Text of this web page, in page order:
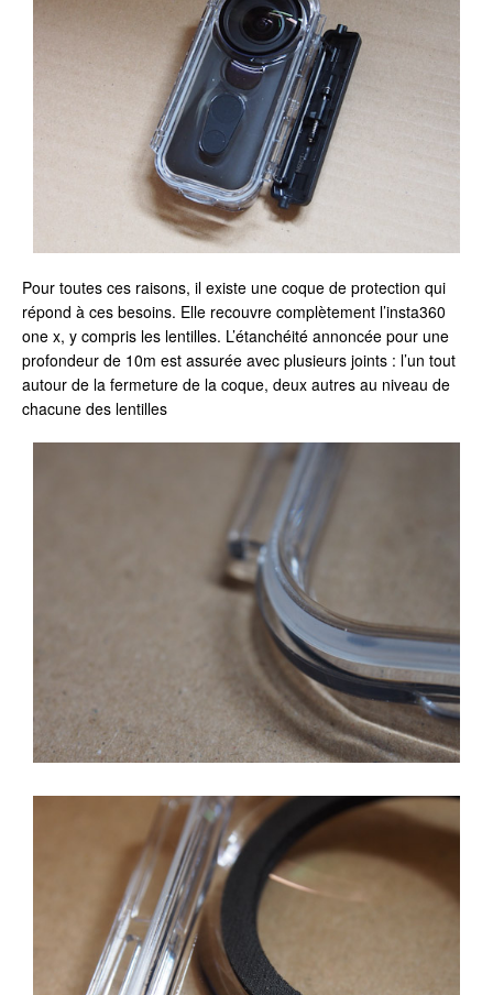
Pour toutes ces raisons, il existe une coque de protection qui
répond à ces besoins. Elle recouvre complètement l’insta360
one x, y compris les lentilles. L’étanchéité annoncée pour une
profondeur de 10m est assurée avec plusieurs joints : l’un tout
autour de la fermeture de la coque, deux autres au niveau de
chacune des lentilles